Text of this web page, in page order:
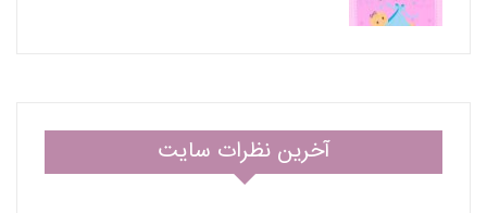
آخرین نظرات سایت